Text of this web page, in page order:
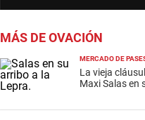
MÁS DE OVACIÓN
MERCADO DE
La vieja
Maxi Salas en